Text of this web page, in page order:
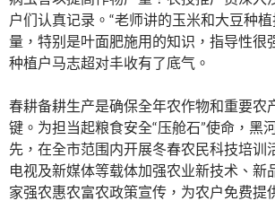
户们认真记录。“老师讲的玉米和大豆种
量，特别是叶面肥施用的知识，指导性很
种植户马志超对丰收有了底气。
春耕备耕生产是确保全年农作物和重要农
键。为担当起粮食安全“压舱石”使命，黑
先，在全市范围内开展冬春农民科技培训
电视及新媒体等载体加强农业新技术、新
家强农惠农富农政策宣传，为农户免费提